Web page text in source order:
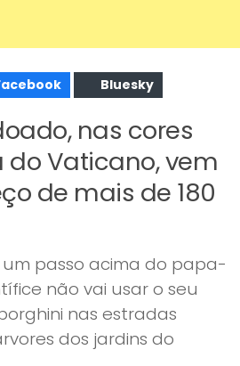
Bluesky
nas cores
Vaticano, vem
de mais de 180
passo acima do papa-
não vai usar o seu
nas estradas
dos jardins do